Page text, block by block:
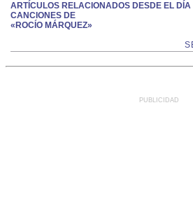
ARTÍCULOS RELACIONADOS DESDE EL
CANCIONES DE
«ROCÍO MÁRQUEZ»
PUBLICIDAD